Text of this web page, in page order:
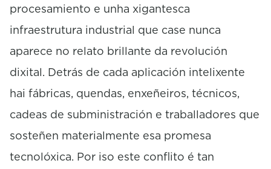
procesamiento e unha xigantesca
infraestrutura industrial que case nunca
aparece no relato brillante da revolución
dixital. Detrás de cada aplicación intelixente
hai fábricas, quendas, enxeñeiros, técnicos,
cadeas de subministración e traballadores que
sosteñen materialmente esa promesa
tecnolóxica. Por iso este conflito é tan